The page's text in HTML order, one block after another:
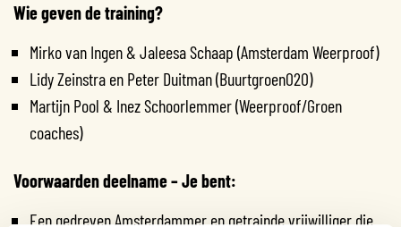
Wie geven de training?
Mirko van Ingen & Jaleesa Schaap (Amsterdam Weerproof)
Lidy Zeinstra en Peter Duitman (Buurtgroen020)
Martijn Pool & Inez Schoorlemmer (Weerproof/Groen
coaches)
Voorwaarden deelname – Je bent:
Een gedreven Amsterdammer en getrainde vrijwilliger die